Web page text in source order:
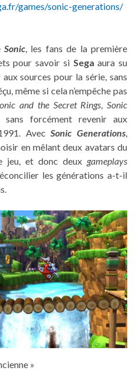
games/sonic-generations/
Sonic, les fans de la première
pour savoir si Sega aura su
sources pour la série, sans
même si cela n’empêche pas
and the Secret Rings, Sonic
sans forcément revenir aux
AvecSonic Generations,
en mêlant deux avatars du
jeu, et donc deux gameplays
les générations a-t-il
»